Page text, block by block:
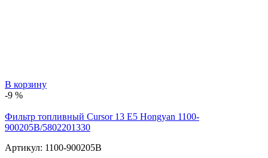
В корзину
-9 %
Фильтр топливный Cursor 13 E5 Hongyan 1100-
900205B/5802201330
Артикул: 1100-900205B